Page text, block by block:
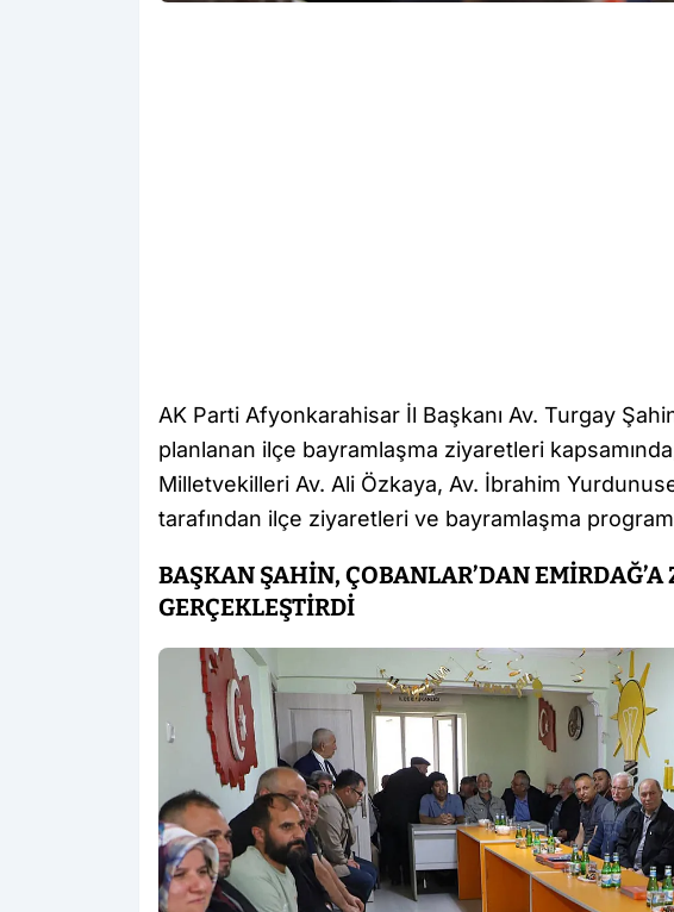
AK Parti Afyonkarahisar İl Başkanı Av. Turgay
planlanan ilçe bayramlaşma ziyaretleri
Milletvekilleri Av. Ali Özkaya, Av. İbrahim
tarafından ilçe ziyaretleri ve bayramlaşma
BAŞKAN ŞAHİN, ÇOBANLAR’DAN EMİRDAĞ’A
GERÇEKLEŞTİRDİ